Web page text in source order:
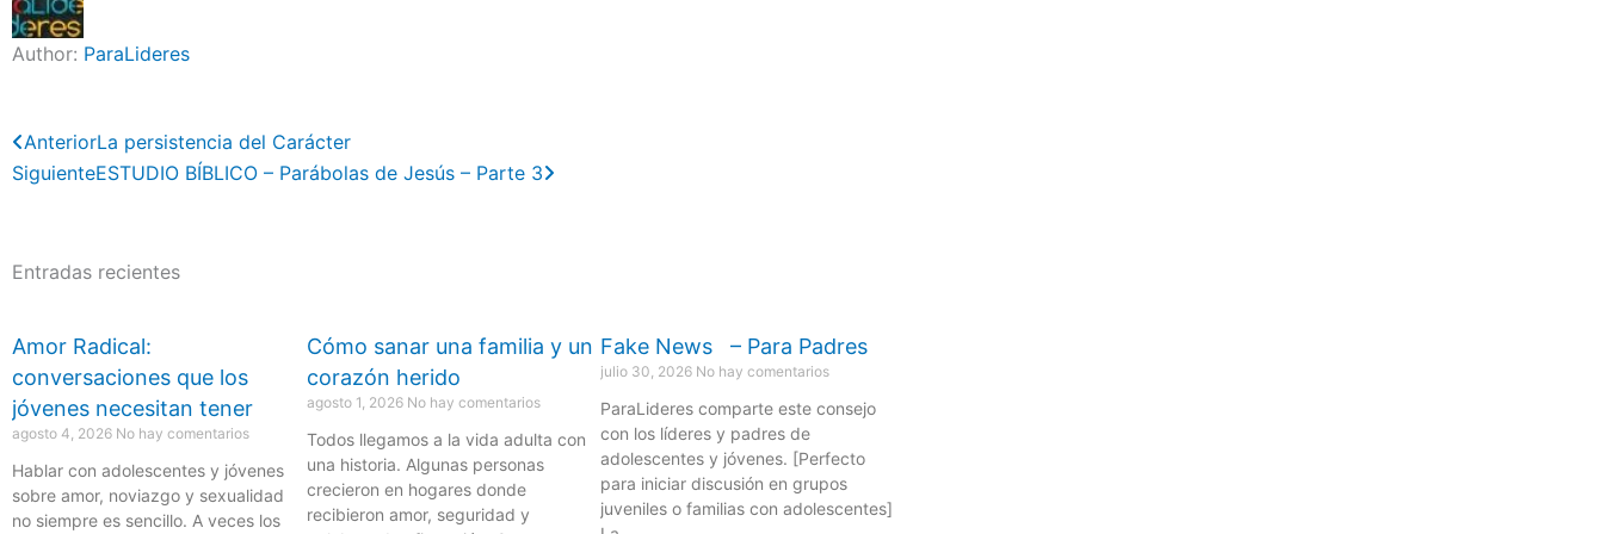
Author: ParaLideres
Previo
AnteriorLa persistencia del Carácter
SiguienteESTUDIO BÍBLICO – Parábolas de Jesús – Parte 3
Entradas recientes
Amor Radical:
conversaciones que los
jóvenes necesitan tener
agosto 4, 2026 No hay comentarios
Hablar con adolescentes y jóvenes
sobre amor, noviazgo y sexualidad
no siempre es sencillo. A veces los
Cómo sanar una familia y un
corazón herido
agosto 1, 2026 No hay comentarios
Todos llegamos a la vida adulta con
una historia. Algunas personas
crecieron en hogares donde
recibieron amor, seguridad y
Fake News – Para Padres
julio 30, 2026 No hay comentarios
ParaLideres comparte este consejo
con los líderes y padres de
adolescentes y jóvenes. [Perfecto
para iniciar discusión en grupos
juveniles o familias con adolescentes]